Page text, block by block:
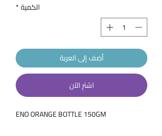
الكمية*
أضِف إلى العربة
اشترِ الآن
ENO ORANGE BOTTLE 150GM